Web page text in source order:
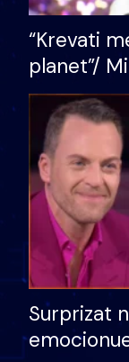
“Krevati
planet”/
bukura në
mungojë
Surprizat